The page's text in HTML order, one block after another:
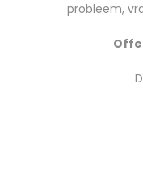
probleem,